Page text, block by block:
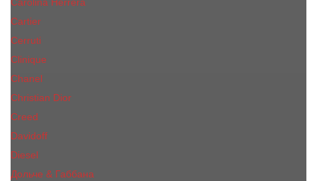
Cartier
Cerruti
Сliniquе
Chanel
Christian Dior
Creed
Davidoff
Diesel
Дольче & Габбана